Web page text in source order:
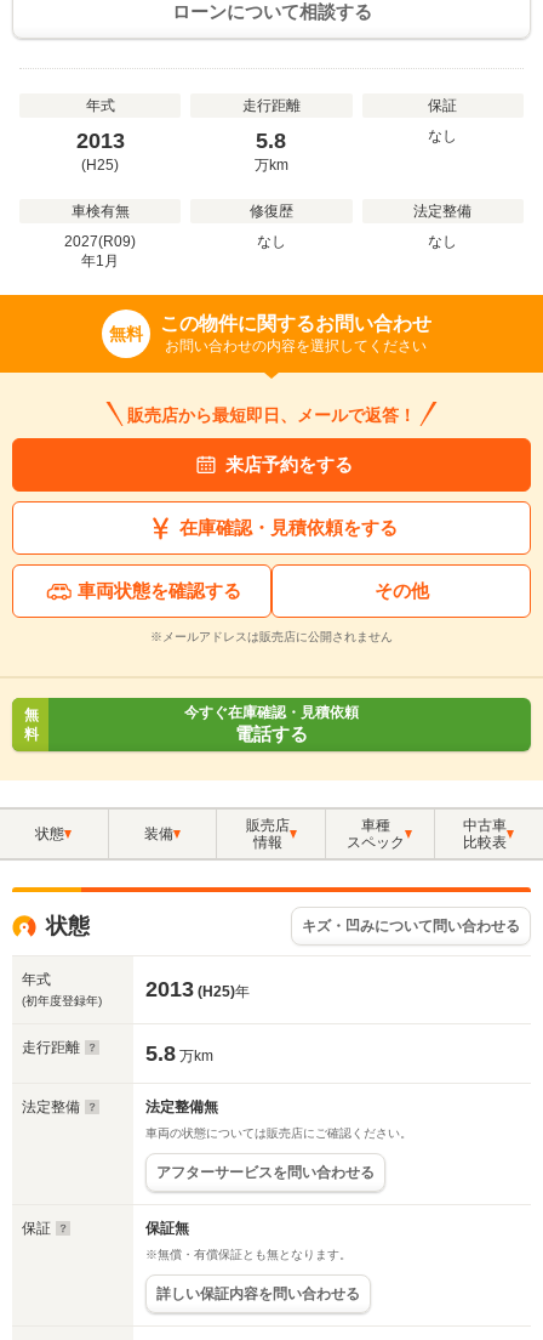
ローンについて相談する
年式
2013
(H25)
走行距離
5.8
万km
保証
なし
車検有無
2027(R09)
年1 月
修復歴
なし
法定整備
なし
無料 この物件に関するお問い合わせ
お問い合わせの内容を選択してください
販売店から最短即日、メールで返答！
来店予約をする
在庫確認・見積依頼をする
車両状態を確認する その他
※メールアドレスは販売店に公開されません
無
料
今すぐ在庫確認・見積依頼
電話する
状態 装備
販売店
情報
車種
スペック
中古車
比較表
状態 キズ・凹みについて問い合わせる
年式
(初年度登録年) 2013 (H25)年
走行距離 5.8 万km
法定整備 法定整備無
車両の状態については販売店にご確認ください。
アフターサービスを問い合わせる
保証 保証無
※無償・有償保証とも無となります。
詳しい保証内容を問い合わせる